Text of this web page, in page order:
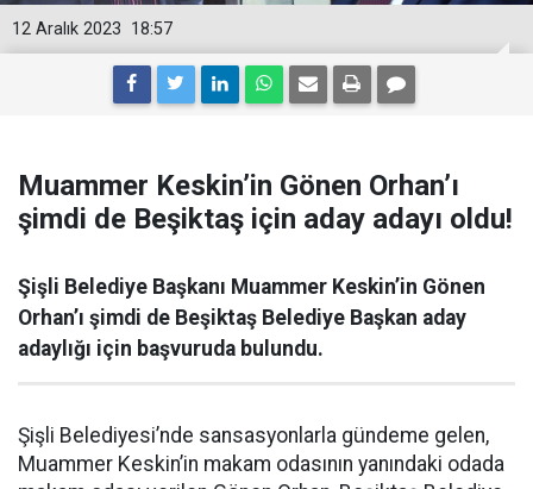
18:57
12 Aralık 2023
Muammer Keskin’in Gönen Orhan’ı
şimdi de Beşiktaş için aday adayı oldu!
Şişli Belediye Başkanı Muammer Keskin’in Gönen
Orhan’ı şimdi de Beşiktaş Belediye Başkan aday
adaylığı için başvuruda bulundu.
Şişli Belediyesi’nde sansasyonlarla gündeme gelen,
Muammer Keskin’in makam odasının yanındaki odada